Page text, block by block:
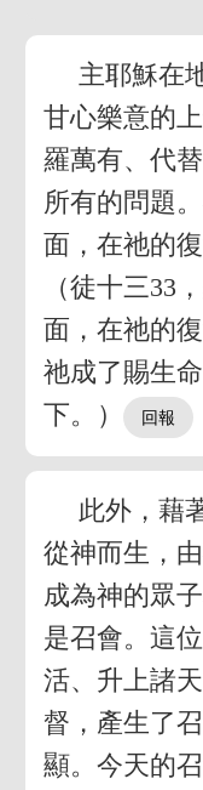
主耶穌在
甘心樂意的
羅萬有、代
所有的問題
面，在祂的
（徒十三33
面，在祂的
祂成了賜生
下。）
此外，藉
從神而生，
成為神的眾
是召會。這
活、升上諸
督，產生了
顯。今天的